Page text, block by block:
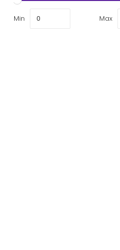
Min Max